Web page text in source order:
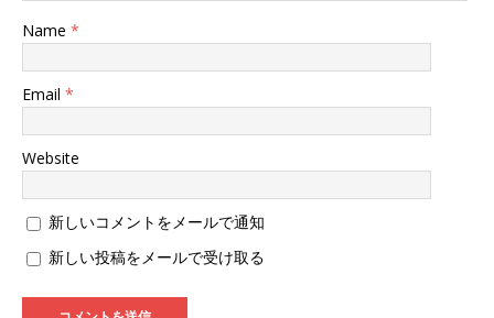
Name *
Email *
Website
新しいコメントをメールで通知
新しい投稿をメールで受け取る